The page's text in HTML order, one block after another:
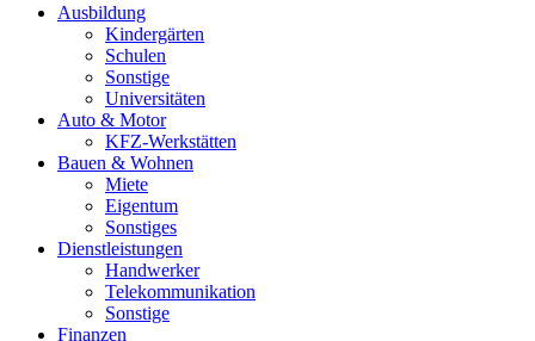
Ausbildung
Kindergärten
Schulen
Sonstige
Universitäten
Auto & Motor
KFZ-Werkstätten
Bauen & Wohnen
Miete
Eigentum
Sonstiges
Dienstleistungen
Handwerker
Telekommunikation
Sonstige
Finanzen